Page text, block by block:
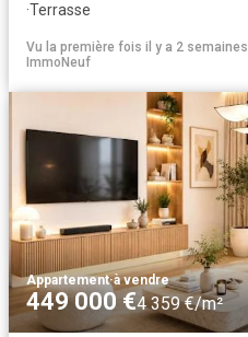
·Terrasse
Vu la première fois il y a 2 semaines
ImmoNeuf
Appartement·à vendre
449 000 €4 359 €/m²